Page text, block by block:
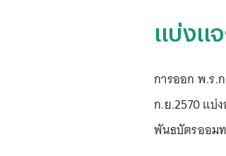
แบ่งแจ
การออก พ.ร.
ก.ย.2570 แบ่
พันธบัตรออม